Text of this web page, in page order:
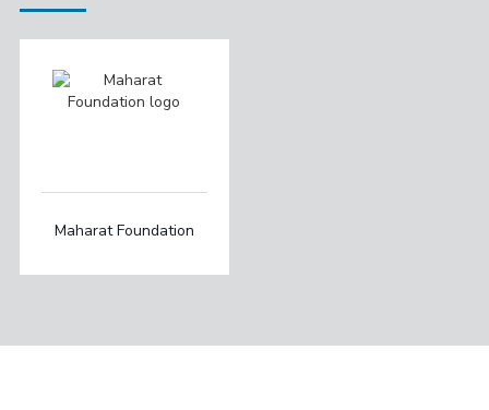
Maharat Foundation